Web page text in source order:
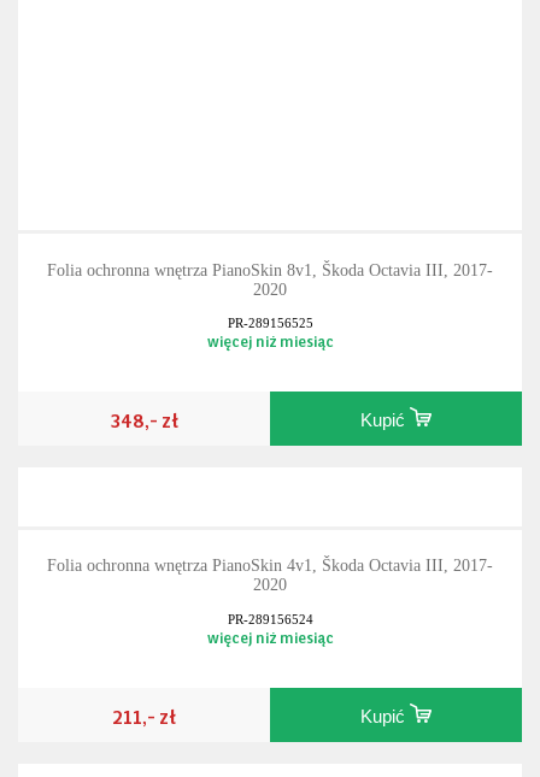
Folia ochronna wnętrza PianoSkin 8v1, Škoda Octavia III, 2017-
2020
PR-289156525
więcej niż miesiąc
348,- zł Kupić
Folia ochronna wnętrza PianoSkin 4v1, Škoda Octavia III, 2017-
2020
PR-289156524
więcej niż miesiąc
211,- zł Kupić